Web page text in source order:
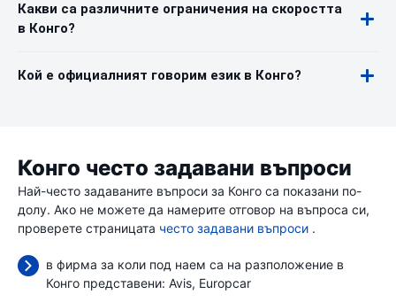
Какви са различните ограничения на скоростта
в Конго?
Кой е официалният говорим език в Конго?
Конго често задавани въпроси
Най-често задаваните въпроси за Конго са показани по-
долу. Ако не можете да намерите отговор на въпроса си,
проверете страницата често задавани въпроси .
в фирма за коли под наем са на разположение в
Конго представени: Avis Europcar